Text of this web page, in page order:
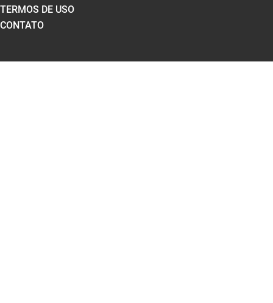
TERMOS DE USO
CONTATO